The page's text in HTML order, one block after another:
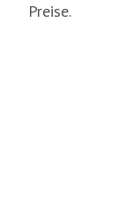
Preise.